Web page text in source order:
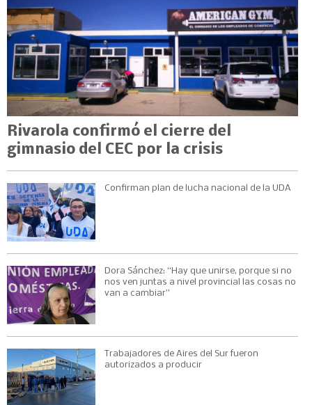
Rivarola confirmó el cierre del
gimnasio del CEC por la crisis
Confirman plan de lucha nacional de la UDA
Dora Sánchez: “Hay que unirse, porque si no
nos ven juntas a nivel provincial las cosas no
van a cambiar”
Trabajadores de Aires del Sur fueron
autorizados a producir